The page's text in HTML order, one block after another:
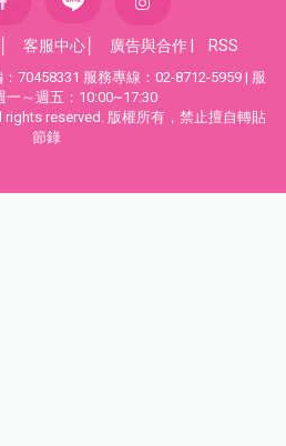
客服中心 廣告與合作 RSS
70458331 服務專線：02-8712-5959 | 服
一～週五：10:00~17:30
reserved. 版權所有，禁止擅自轉貼
節錄